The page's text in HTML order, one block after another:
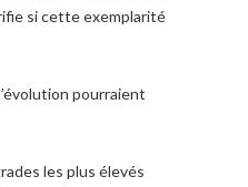
si cette exemplarité
pourraient
les plus élevés